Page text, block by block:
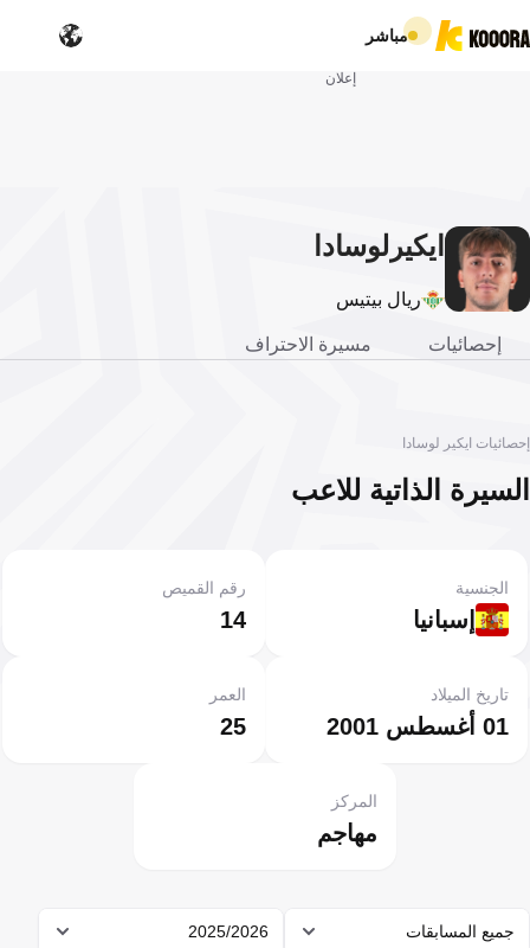
مباشر
إعلان
ايكير لوسادا
ريال بيتيس
إحصائيات مسيرة الاحتراف
إحصائيات ايكير لوسادا
السيرة الذاتية للاعب
إسبانيا
الجنسية
14
رقم القميص
01 أغسطس 2001
تاريخ الميلاد
25
العمر
مهاجم
المركز
جميع المسابقات 2025/2026